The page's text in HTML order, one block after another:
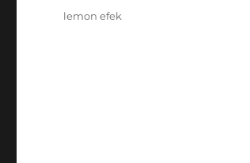
Tags
lemon efek